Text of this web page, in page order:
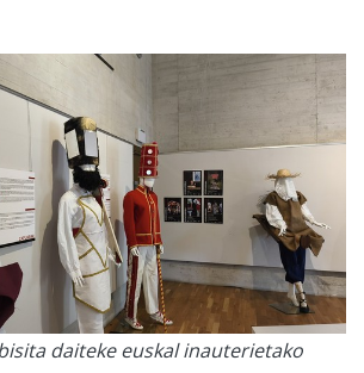
daiteke euskal inauterietako